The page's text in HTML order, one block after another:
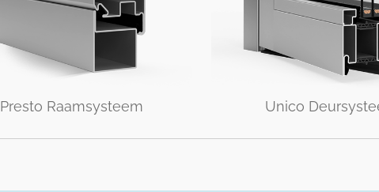
Presto Raamsysteem Unico